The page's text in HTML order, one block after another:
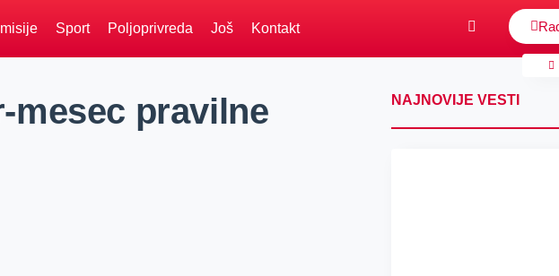
Sport Poljoprivreda Još Kontakt
mesec pravilne
NAJNOVIJE VESTI